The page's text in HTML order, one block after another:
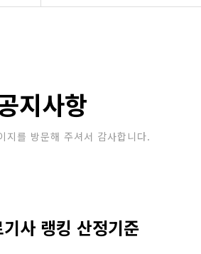
포토갤러리
지사항
지를 방문해 주셔서 감사합니다.
사 랭킹 산정기준